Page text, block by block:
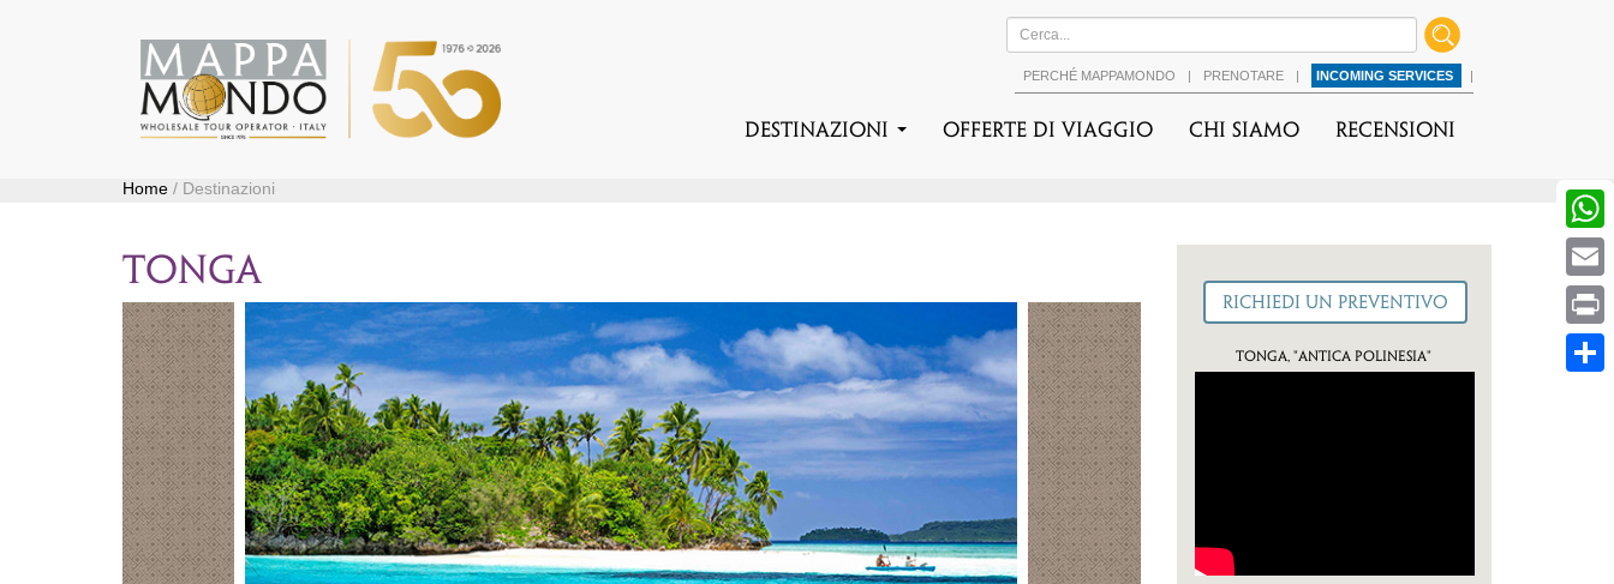
PERCHÉ MAPPAMONDO | PRENOTARE | INCOMING SERVICES |
DESTINAZIONI Offerte di viaggio Chi Siamo Recensioni
Home / Destinazioni
tonga
Tonga, "Antica Polinesia"